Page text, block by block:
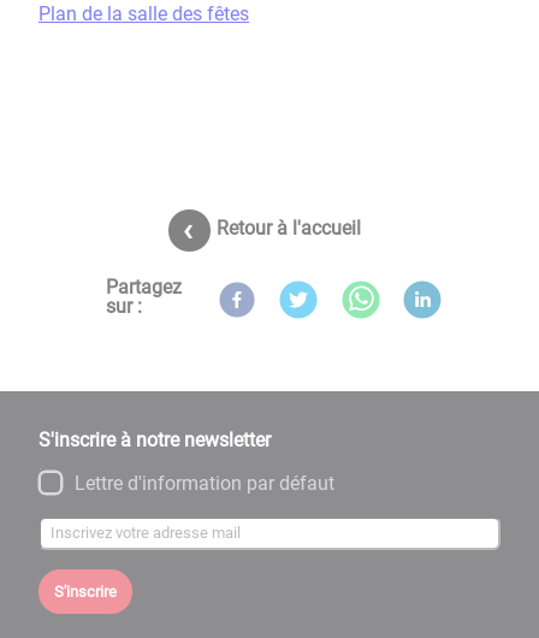
Plan de la salle des fêtes
Retour à l'accueil
Partagez
sur :
S'inscrire à notre newsletter
Lettre d'information par défaut
S'inscrire